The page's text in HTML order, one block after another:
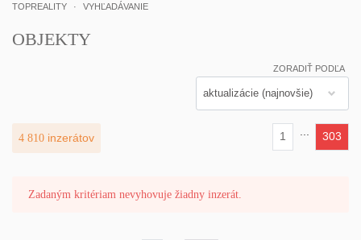
TOPREALITY VYHĽADÁVANIE
OBJEKTY
ZORADIŤ PODĽA
4 810 inzerátov 1
303
Zadaným kritériam nevyhovuje žiadny inzerát.